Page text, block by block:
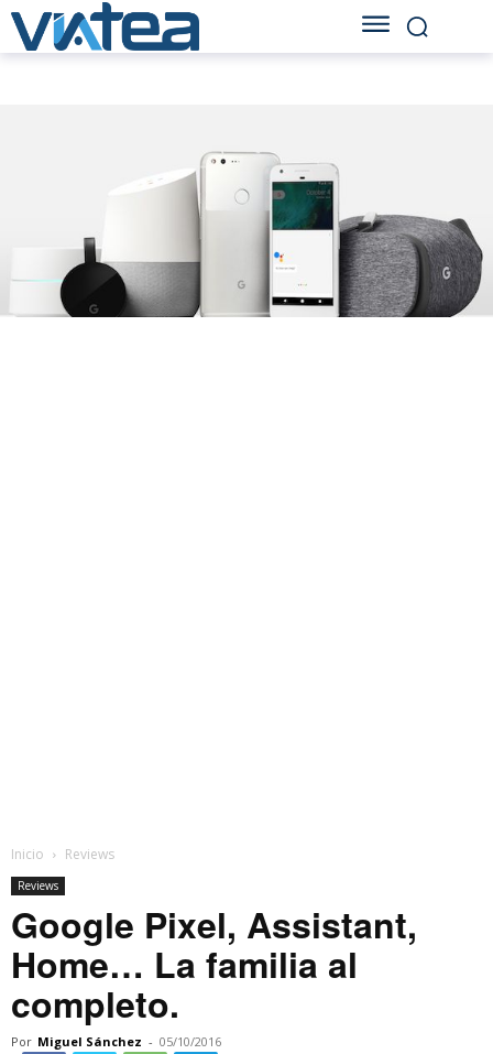
Inicio Reviews
Reviews
Google Pixel, Assistant,
Home… La familia al
completo.
Por Miguel Sánchez - 05/10/2016